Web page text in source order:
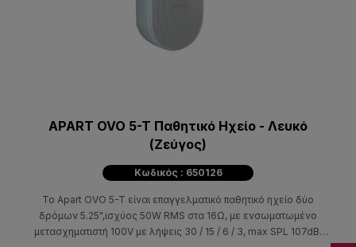
APART OVO 5-T Παθητικό Ηχείο - Λευκό
(Ζεύγος)
Κωδικός : 650126
Το Apart OVO 5-T είναι επαγγελματικό παθητικό ηχείο δύο
δρόμων 5.25",ισχύος 50W RMS στα 16Ω, με ενσωματωμένο
μετασχηματιστή 100V με λήψεις 30 / 15 / 6 / 3, max SPL 107dB,